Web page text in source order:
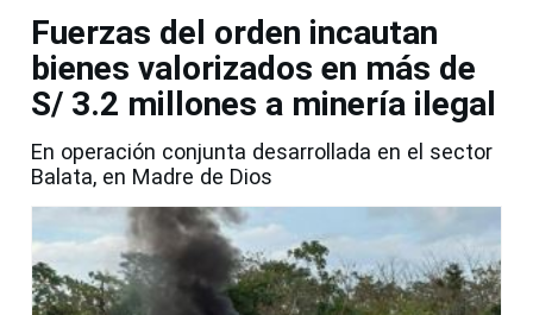
Fuerzas del orden incautan
bienes valorizados en más de
S/ 3.2 millones a minería ilegal
En operación conjunta desarrollada en el sector
Balata, en Madre de Dios